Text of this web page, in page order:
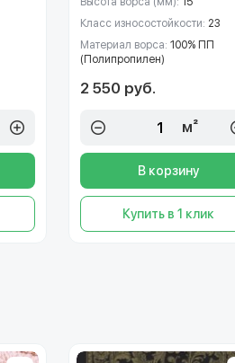
Класс износостойкости: 23
Материал ворса: 100% ПП
(Полипропилен)
2 550 руб.
м²
В корзину
Купить в 1 клик